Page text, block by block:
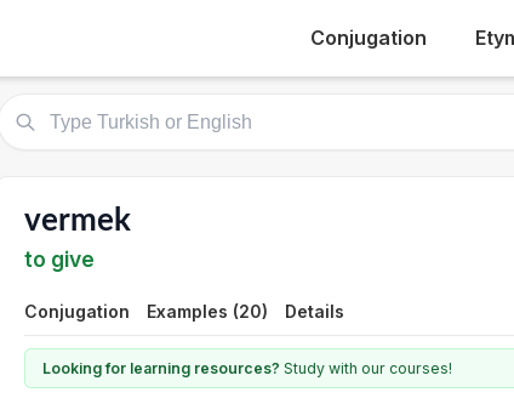
Conjugation
vermek
to give
Conjugation Examples (20) Details
Looking for learning resources? Study with our courses!